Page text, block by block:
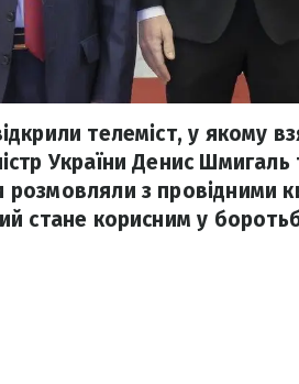
телеміст, у якому
України Денис
з провідними
стане корисним у